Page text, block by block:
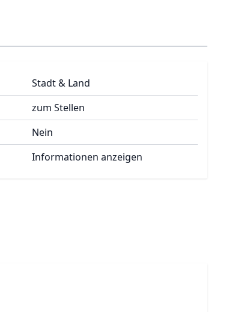
Stadt & Land
zum Stellen
Nein
Informationen anzeigen